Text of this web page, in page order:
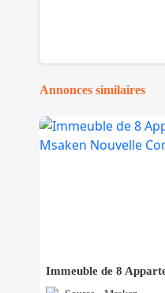
Annonces similaires